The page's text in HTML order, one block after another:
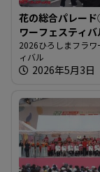
花の総合パレー
ワーフェスティ
2026ひろしまフラワ
ィバル
2026年5月3日